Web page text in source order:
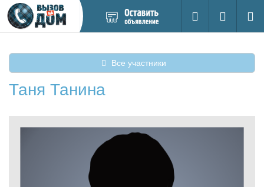
новое
Поиск
Вход на
Все участники
Таня Танина